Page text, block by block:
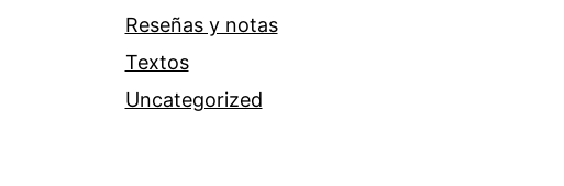
Reseñas y notas
Textos
Uncategorized